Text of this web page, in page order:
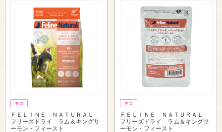
ＦＥＬＩＮＥ ＮＡＴＵＲＡＬ
フリーズドライ ラム＆キングサ
ーモン・フィースト
ＦＥＬＩＮＥ ＮＡＴＵＲＡＬ
フリーズドライ ラム＆キングサ
ーモン・フィースト